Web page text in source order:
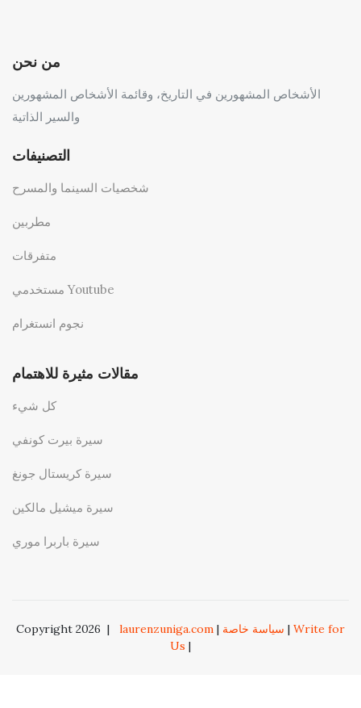
من نحن
الأشخاص المشهورين في التاريخ، وقائمة الأشخاص المشهورين
والسير الذاتية
التصنيفات
شخصيات السينما والمسرح
مطربين
متفرقات
مستخدمي Youtube
نجوم انستغرام
مقالات مثيرة للاهتمام
كل شيء
سيرة بيرت كونفي
سيرة كريستال جونغ
سيرة ميشيل مالكين
سيرة باربرا موري
Copyright 2026 | laurenzuniga.com | سياسة خاصة | Write for
Us |